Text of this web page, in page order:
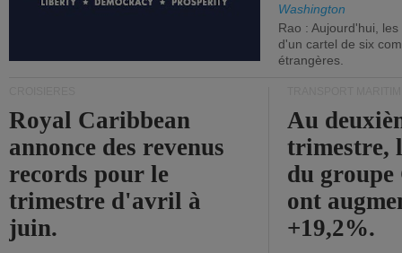
Washington
Rao : Aujourd'hui,
d'un cartel de six
étrangères.
Royal Caribbean
annonce des revenus
records pour le
trimestre d'avril à
juin.
Au
trimestre,
du
ont
+19,2%.